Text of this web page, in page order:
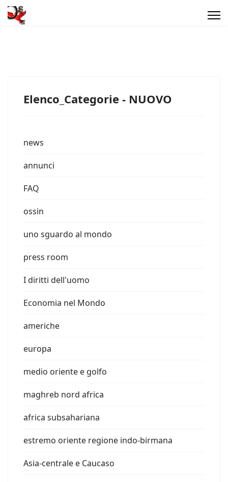
Elenco_Categorie - NUOVO
news
annunci
FAQ
ossin
uno sguardo al mondo
press room
I diritti dell'uomo
Economia nel Mondo
americhe
europa
medio oriente e golfo
maghreb nord africa
africa subsahariana
estremo oriente regione indo-birmana
Asia-centrale e Caucaso